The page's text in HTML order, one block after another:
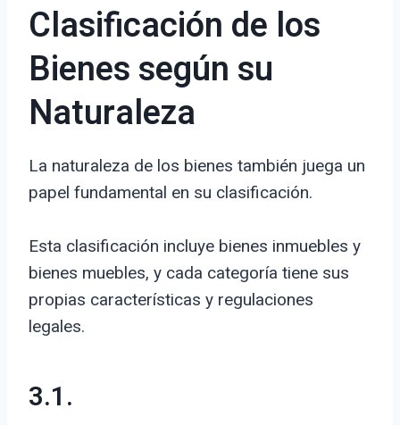
Clasificación de los
Bienes según su
Naturaleza
La naturaleza de los bienes también juega un
papel fundamental en su clasificación.
Esta clasificación incluye bienes inmuebles y
bienes muebles, y cada categoría tiene sus
propias características y regulaciones
legales.
3.1.